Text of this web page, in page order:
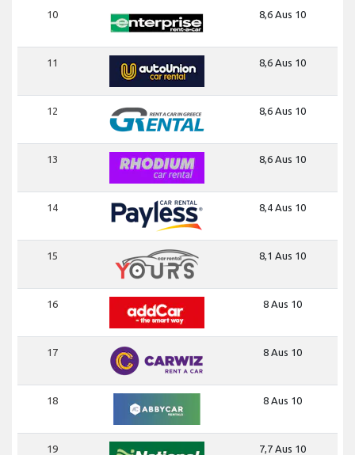
10 8,6 Aus 10
11 8,6 Aus 10
12 8,6 Aus 10
13 8,6 Aus 10
14 8,4 Aus 10
15 8,1 Aus 10
16 8 Aus 10
17 8 Aus 10
18 8 Aus 10
19 7,7 Aus 10